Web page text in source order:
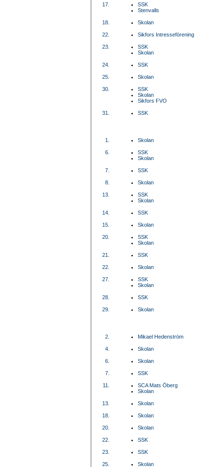
17.
SSK
Stenvalls
18. Skolan
22. Sikfors Intresseförening
23.
SSK
Skolan
24. SSK
25. Skolan
30.
SSK
Skolan
Sikfors FVO
31. SSK
1. Skolan
6.
SSK
Skolan
7. SSK
8. Skolan
13.
SSK
Skolan
14. SSK
15. Skolan
20.
SSK
Skolan
21. SSK
22. Skolan
27.
SSK
Skolan
28. SSK
29. Skolan
2. Mikael Hedenström
4. Skolan
6. Skolan
7. SSK
11.
SCA Mats Öberg
Skolan
13. Skolan
18. Skolan
20. Skolan
22. SSK
23. SSK
25. Skolan